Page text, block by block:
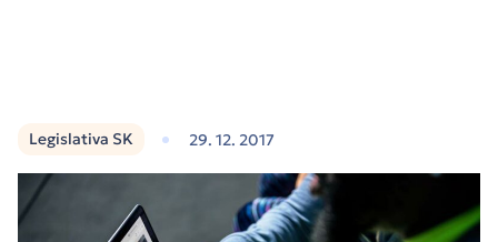
Klientská zóna
Legislativa SK 29. 12. 2017